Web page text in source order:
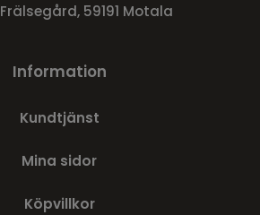
59191 Motala
Information
Kundtjänst
Mina sidor
Köpvillkor